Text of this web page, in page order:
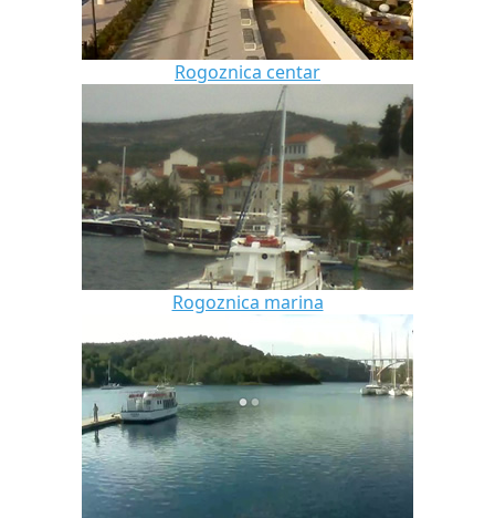
Rogoznica centar
Rogoznica marina